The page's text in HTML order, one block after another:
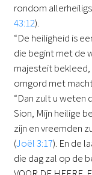
rondom
43:12).
“De heiligheid is
die begint met de
majesteit bekleed,
omgord met
“Dan zult u weten
Sion, Mijn heilige
zijn en vreemden
(Joël 3:17). En de
die dag zal op de